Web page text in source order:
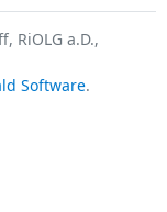
RiOLG a.D.,
Software.